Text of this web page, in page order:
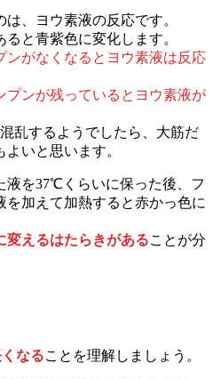
、ヨウ素液の反応です。
と青紫色に変化します。
ンがなくなるとヨウ素液は反応
ンが残っているとヨウ素液が
するようでしたら、大筋だ
いと思います。
を37℃くらいに保った後、フ
を加えて加熱すると赤かっ色に
変えるはたらきがあることが分
なることを理解しましょう。